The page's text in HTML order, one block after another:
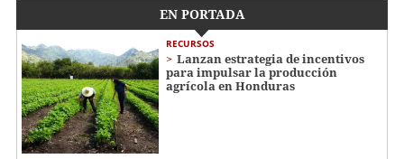
EN PORTADA
RECURSOS
Lanzan estrategia de incentivos
para impulsar la producción
agrícola en Honduras